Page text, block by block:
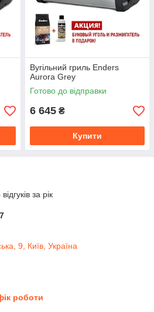
Вугільний гриль Enders
Aurora Grey
Готово до відправки
6 645 ₴
Купити
за рік
9, Київ, Україна
роботи